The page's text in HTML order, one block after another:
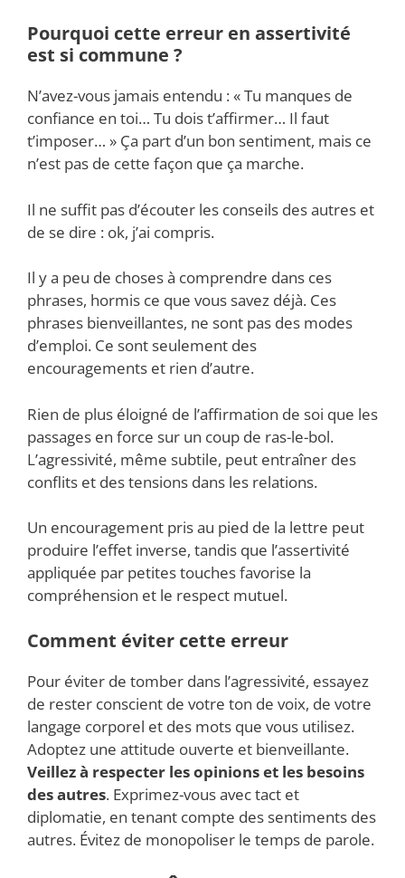
Pourquoi cette erreur en assertivité
est si commune ?
N’avez-vous jamais entendu : « Tu manques de
confiance en toi… Tu dois t’affirmer… Il faut
t’imposer… » Ça part d’un bon sentiment, mais ce
n’est pas de cette façon que ça marche.
Il ne suffit pas d’écouter les conseils des autres et
de se dire : ok, j’ai compris.
Il y a peu de choses à comprendre dans ces
phrases, hormis ce que vous savez déjà. Ces
phrases bienveillantes, ne sont pas des modes
d’emploi. Ce sont seulement des
encouragements et rien d’autre.
Rien de plus éloigné de l’affirmation de soi que les
passages en force sur un coup de ras-le-bol.
L’agressivité, même subtile, peut entraîner des
conflits et des tensions dans les relations.
Un encouragement pris au pied de la lettre peut
produire l’effet inverse, tandis que l’assertivité
appliquée par petites touches favorise la
compréhension et le respect mutuel.
Comment éviter cette erreur
Pour éviter de tomber dans l’agressivité, essayez
de rester conscient de votre ton de voix, de votre
langage corporel et des mots que vous utilisez.
Adoptez une attitude ouverte et bienveillante.
Veillez à respecter les opinions et les besoins
des autres. Exprimez-vous avec tact et
diplomatie, en tenant compte des sentiments des
autres. Évitez de monopoliser le temps de parole.